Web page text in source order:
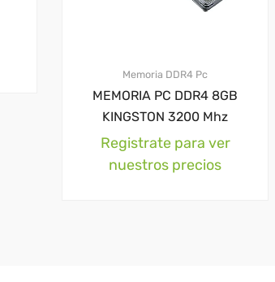
Memoria DDR4 Pc
MEMORIA PC DDR4 8GB
KINGSTON 3200 Mhz
Registrate para ver
nuestros precios